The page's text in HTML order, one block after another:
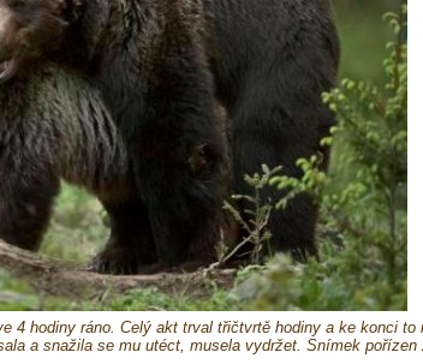
4 hodiny ráno. Celý akt trval třičtvrtě hodiny a ke konci to
a snažila se mu utéct, musela vydržet. Snímek pořízen